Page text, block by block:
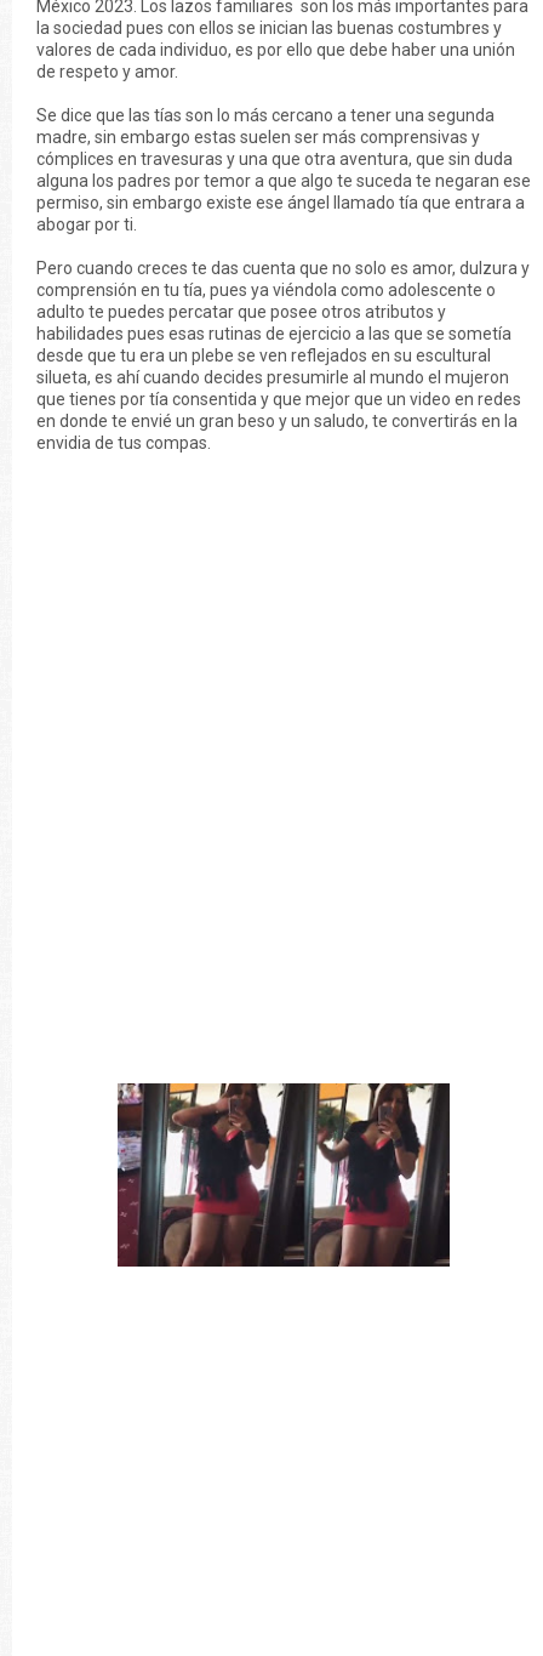
México 2023. Los lazos familiares son los más importantes para
la sociedad pues con ellos se inician las buenas costumbres y
valores de cada individuo, es por ello que debe haber una unión
de respeto y amor.
Se dice que las tías son lo más cercano a tener una segunda
madre, sin embargo estas suelen ser más comprensivas y
cómplices en travesuras y una que otra aventura, que sin duda
alguna los padres por temor a que algo te suceda te negaran ese
permiso, sin embargo existe ese ángel llamado tía que entrara a
abogar por ti.
Pero cuando creces te das cuenta que no solo es amor, dulzura y
comprensión en tu tía, pues ya viéndola como adolescente o
adulto te puedes percatar que posee otros atributos y
habilidades pues esas rutinas de ejercicio a las que se sometía
desde que tu era un plebe se ven reflejados en su escultural
silueta, es ahí cuando decides presumirle al mundo el mujeron
que tienes por tía consentida y que mejor que un video en redes
en donde te envié un gran beso y un saludo, te convertirás en la
envidia de tus compas.